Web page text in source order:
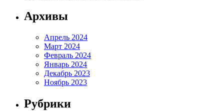
Архивы
Апрель 2024
Март 2024
Февраль 2024
Январь 2024
Декабрь 2023
Ноябрь 2023
Рубрики